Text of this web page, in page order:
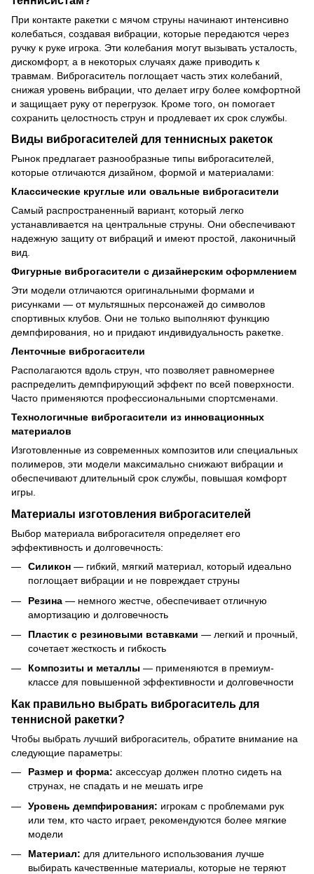
При контакте ракетки с мячом струны начинают интенсивно
колебаться, создавая вибрации, которые передаются через
ручку к руке игрока. Эти колебания могут вызывать усталость,
дискомфорт, а в некоторых случаях даже приводить к
травмам. Виброгаситель поглощает часть этих колебаний,
снижая уровень вибрации, что делает игру более комфортной
и защищает руку от перегрузок. Кроме того, он помогает
сохранить целостность струн и продлевает их срок службы.
Виды виброгасителей для теннисных ракеток
Рынок предлагает разнообразные типы виброгасителей,
которые отличаются дизайном, формой и материалами:
Классические круглые или овальные виброгасители
Самый распространенный вариант, который легко
устанавливается на центральные струны. Они обеспечивают
надежную защиту от вибраций и имеют простой, лаконичный
вид.
Фигурные виброгасители с дизайнерским оформлением
Эти модели отличаются оригинальными формами и
рисунками — от мультяшных персонажей до символов
спортивных клубов. Они не только выполняют функцию
демпфирования, но и придают индивидуальность ракетке.
Ленточные виброгасители
Располагаются вдоль струн, что позволяет равномернее
распределить демпфирующий эффект по всей поверхности.
Часто применяются профессиональными спортсменами.
Технологичные виброгасители из инновационных
материалов
Изготовленные из современных композитов или специальных
полимеров, эти модели максимально снижают вибрации и
обеспечивают длительный срок службы, повышая комфорт
игры.
Материалы изготовления виброгасителей
Выбор материала виброгасителя определяет его
эффективность и долговечность:
Силикон — гибкий, мягкий материал, который идеально
поглощает вибрации и не повреждает струны
Резина — немного жестче, обеспечивает отличную
амортизацию и долговечность
Пластик с резиновыми вставками — легкий и прочный,
сочетает жесткость и гибкость
Композиты и металлы — применяются в премиум-
классе для повышенной эффективности и долговечности
Как правильно выбрать виброгаситель для
теннисной ракетки?
Чтобы выбрать лучший виброгаситель, обратите внимание на
следующие параметры:
Размер и форма: аксессуар должен плотно сидеть на
струнах, не спадать и не мешать игре
Уровень демпфирования: игрокам с проблемами рук
или тем, кто часто играет, рекомендуются более мягкие
модели
Материал: для длительного использования лучше
выбирать качественные материалы, которые не теряют